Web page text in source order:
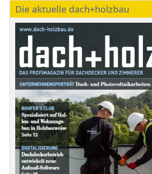
Die aktuelle dach+holzbau